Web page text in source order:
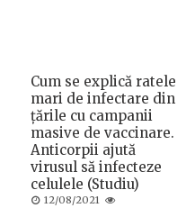
Cum se explică ratele
mari de infectare din
țările cu campanii
masive de vaccinare.
Anticorpii ajută
virusul să infecteze
celulele (Studiu)
Posted
12/08/2021